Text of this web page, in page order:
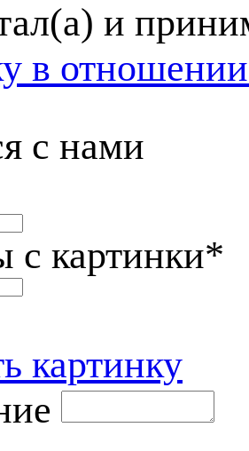
и
в
с нами
с картинки*
картинку